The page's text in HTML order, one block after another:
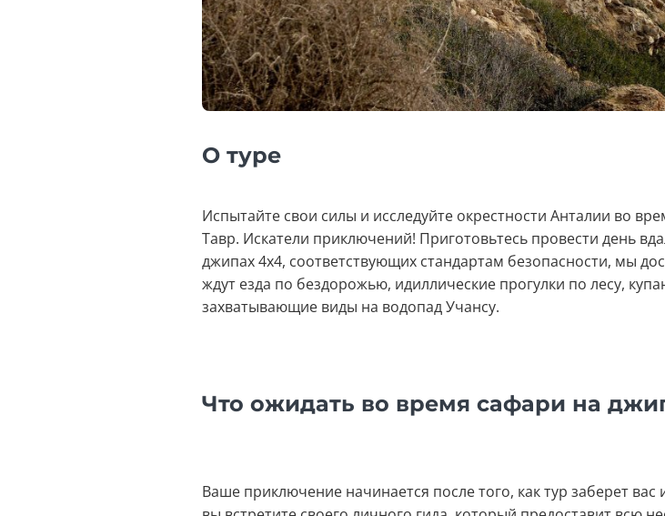
О туре
Испытайте свои силы и исследуйте окрестности Анталии во
Тавр. Искатели приключений! Приготовьтесь провести день
джипах 4x4, соответствующих стандартам безопасности, мы
ждут езда по бездорожью, идиллические прогулки по лесу,
захватывающие виды на водопад Учансу.
Что ожидать во время сафари на
Ваше приключение начинается после того, как тур заберет